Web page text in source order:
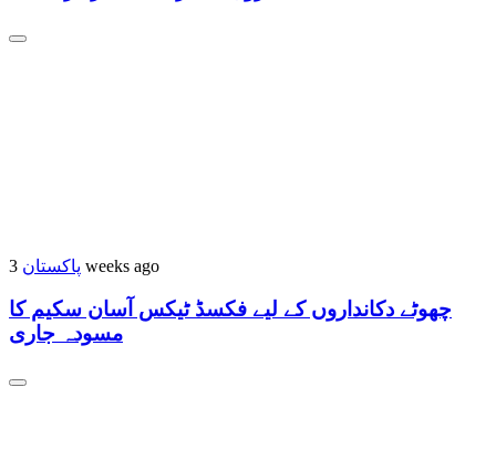
پاکستان 3 weeks ago
چھوٹے دکانداروں کے لیے فکسڈ ٹیکس آسان سکیم کا
مسودہ جاری